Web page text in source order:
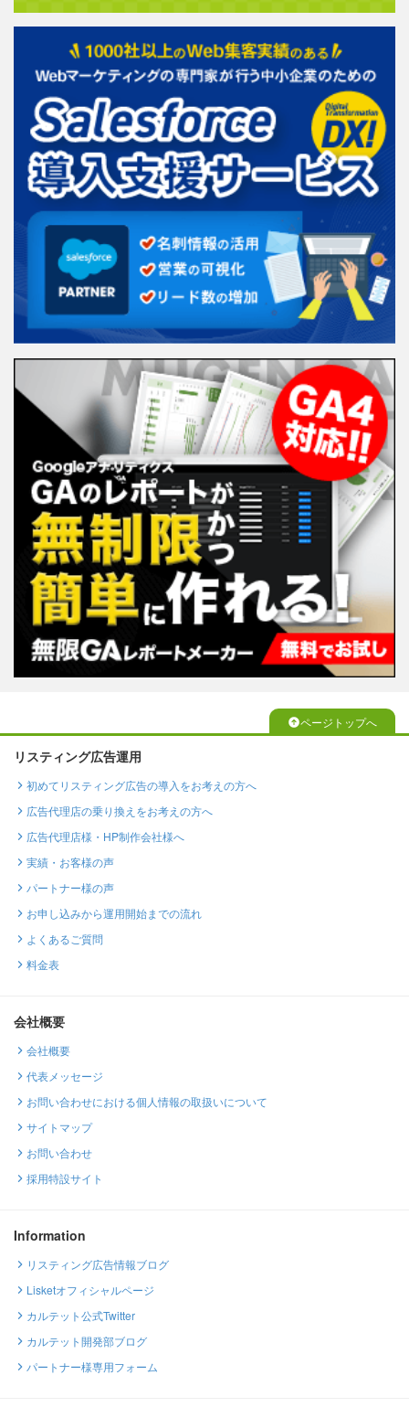
ページトップへ
リスティング広告運用
初めてリスティング広告の導入をお考えの方へ
広告代理店の乗り換えをお考えの方へ
広告代理店様・HP制作会社様へ
実績・お客様の声
パートナー様の声
お申し込みから運用開始までの流れ
よくあるご質問
料金表
会社概要
会社概要
代表メッセージ
お問い合わせにおける個人情報の取扱いについて
サイトマップ
お問い合わせ
採用特設サイト
Information
リスティング広告情報ブログ
Lisketオフィシャルページ
カルテット公式Twitter
カルテット開発部ブログ
パートナー様専用フォーム